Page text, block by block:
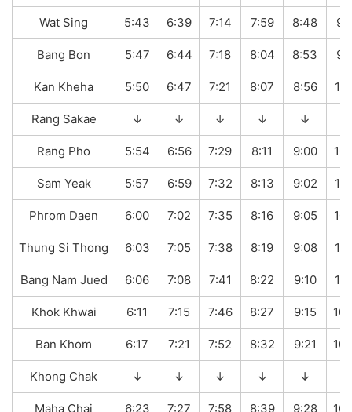
Wat Sing 5:43 6:39 7:14 7:59 8:48
Bang Bon 5:47 6:44 7:18 8:04 8:53
Kan Kheha 5:50 6:47 7:21 8:07 8:56
Rang Sakae ↓ ↓ ↓ ↓ ↓
Rang Pho 5:54 6:56 7:29 8:11 9:00
Sam Yeak 5:57 6:59 7:32 8:13 9:02
Phrom Daen 6:00 7:02 7:35 8:16 9:05
Thung Si Thong 6:03 7:05 7:38 8:19 9:08
Bang Nam Jued 6:06 7:08 7:41 8:22 9:10
Khok Khwai 6:11 7:15 7:46 8:27 9:15
Ban Khom 6:17 7:21 7:52 8:32 9:21
Khong Chak ↓ ↓ ↓ ↓ ↓
Maha Chai 6:23 7:27 7:58 8:39 9:28